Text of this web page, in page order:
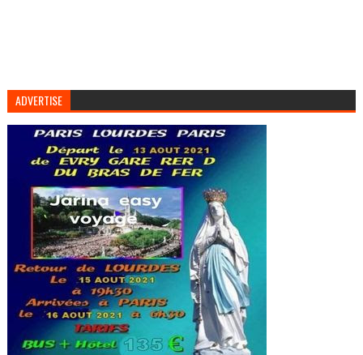
ADVERTISE